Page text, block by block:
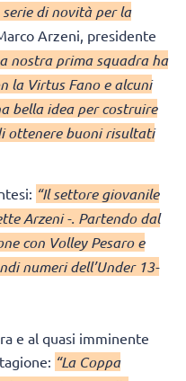
di novità per la
Arzeni, presidente
nostra prima squadra ha
la Virtus Fano e alcuni
bella idea per costruire
ottenere buoni risultati
“Il settore giovanile
Arzeni -. Partendo dal
con Volley Pesaro e
numeri dell’Under 13-
e al quasi imminente
“La Coppa